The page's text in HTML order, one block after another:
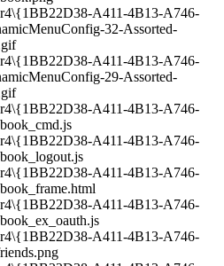
A411-4B13-A746-
32-Assorted-
A411-4B13-A746-
29-Assorted-
A411-4B13-A746-
A411-4B13-A746-
A411-4B13-A746-
A411-4B13-A746-
A411-4B13-A746-